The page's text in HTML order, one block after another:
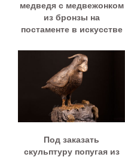
медведя с медвежонком
из бронзы на
постаменте в искусстве
Под заказать
скульптуру попугая из